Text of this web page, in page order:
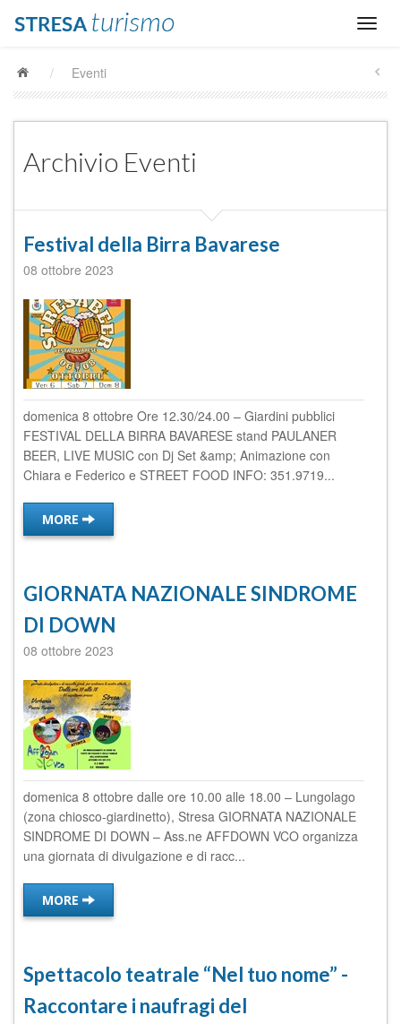
/ Eventi
Archivio Eventi
Festival della Birra Bavarese
08 ottobre 2023
domenica 8 ottobre Ore 12.30/24.00 – Giardini pubblici
FESTIVAL DELLA BIRRA BAVARESE stand PAULANER
BEER, LIVE MUSIC con Dj Set &amp; Animazione con
Chiara e Federico e STREET FOOD INFO: 351.9719...
MORE
GIORNATA NAZIONALE SINDROME
DI DOWN
08 ottobre 2023
domenica 8 ottobre dalle ore 10.00 alle 18.00 – Lungolago
(zona chiosco-giardinetto), Stresa GIORNATA NAZIONALE
SINDROME DI DOWN – Ass.ne AFFDOWN VCO organizza
una giornata di divulgazione e di racc...
MORE
Spettacolo teatrale “Nel tuo nome” -
Raccontare i naufragi del